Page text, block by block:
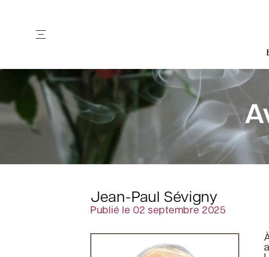
Jean-Paul Sévigny
Publié le 02 septembre 2025